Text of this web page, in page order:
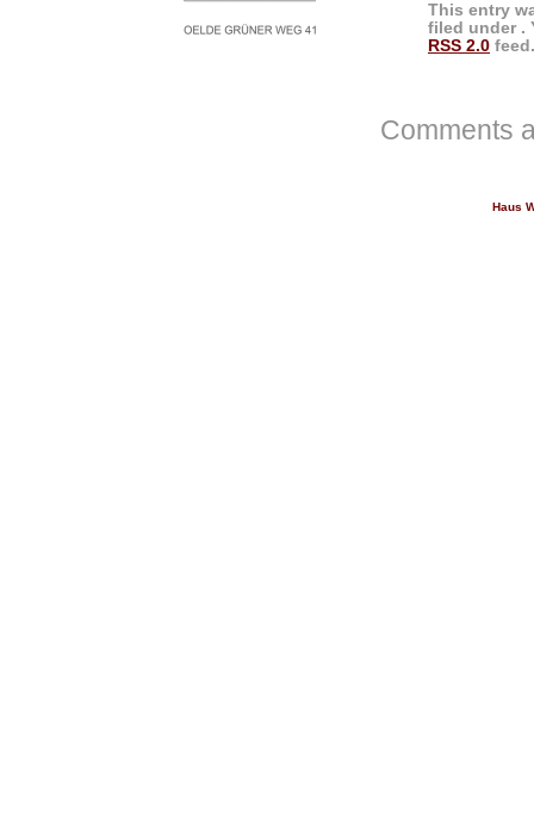
This entry
filed under .
RSS 2.0
Comments
Haus